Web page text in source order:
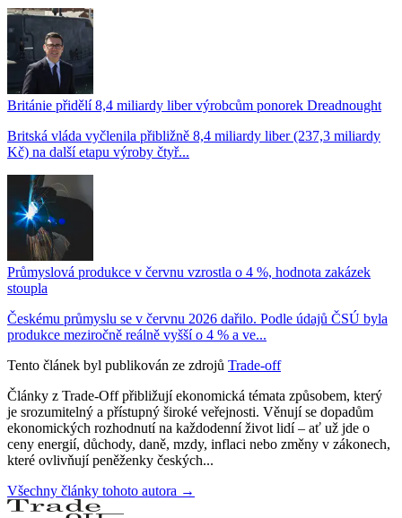
Británie přidělí 8,4 miliardy liber výrobcům ponorek Dreadnought
Britská vláda vyčlenila přibližně 8,4 miliardy liber (237,3 miliardy
Kč) na další etapu výroby čtyř...
Průmyslová produkce v červnu vzrostla o 4 %, hodnota zakázek
stoupla
Českému průmyslu se v červnu 2026 dařilo. Podle údajů ČSÚ byla
produkce meziročně reálně vyšší o 4 % a ve...
Tento článek byl publikován ze zdrojů Trade-off
Články z Trade-Off přibližují ekonomická témata způsobem, který
je srozumitelný a přístupný široké veřejnosti. Věnují se dopadům
ekonomických rozhodnutí na každodenní život lidí – ať už jde o
ceny energií, důchody, daně, mzdy, inflaci nebo změny v zákonech,
které ovlivňují peněženky českých...
Všechny články tohoto autora →